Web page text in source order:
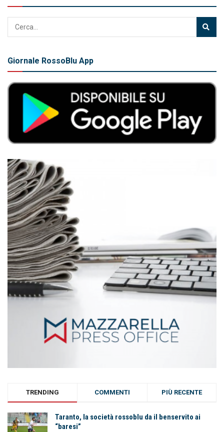
Giornale RossoBlu App
TRENDING COMMENTI PIÙ RECENTE
Taranto, la società rossoblu da il benservito ai
“baresi”